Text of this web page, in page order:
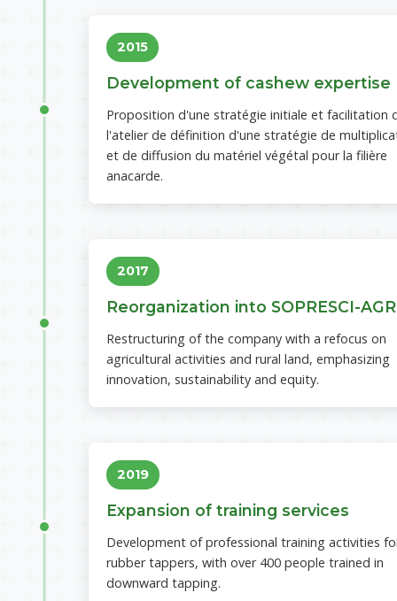
2015
Development of cashew expertise
Proposition d'une stratégie initiale et facilitation
l'atelier de définition d'une stratégie de
et de diffusion du matériel végétal pour la filière
anacarde.
2017
Reorganization into SOPRESCI-
Restructuring of the company with a refocus on
agricultural activities and rural land, emphasizing
innovation, sustainability and equity.
2019
Expansion of training services
Development of professional training activities
rubber tappers, with over 400 people trained in
downward tapping.